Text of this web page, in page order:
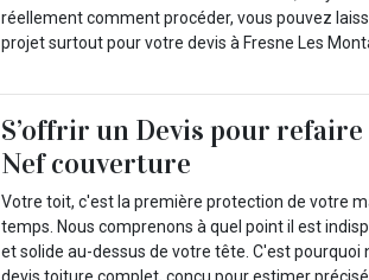
réellement comment procéder, vous pouvez
projet surtout pour votre devis à Fresne Les
S’offrir un Devis pour
Nef couverture
Votre toit, c'est la première protection de votre
temps. Nous comprenons à quel point il est
et solide au-dessus de votre tête. C'est pourquoi